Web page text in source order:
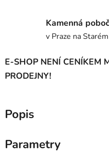
Kamenná
v Praze na
E-SHOP NENÍ CENÍKEM
PRODEJNY!
Popis
Parametry